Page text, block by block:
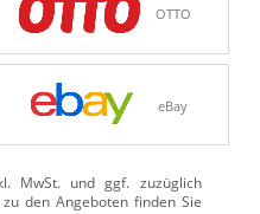
OTTO
eBay
MwSt. und ggf. zuzüglich
den Angeboten finden Sie